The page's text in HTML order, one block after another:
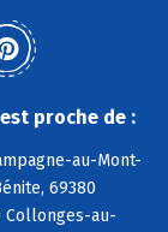
proche de :
au-Mont-
69380
Collonges-au-